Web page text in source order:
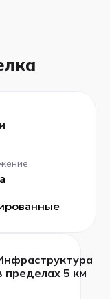
пределах 5 км